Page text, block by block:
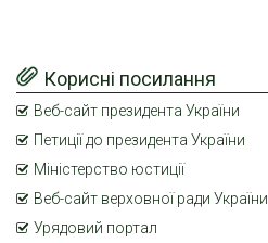
Корисні посилання
Веб-сайт президента України
Петиції до президента України
Міністерство юстиції
Веб-сайт верховної ради України
Урядовий портал